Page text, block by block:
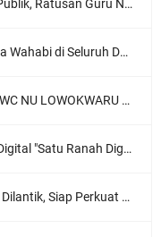
Malang Serukan Deklarasi Ramah Anak
Dunia dan Karya-karyanya
ke-35, Meneguhkan Sanad Laku Para Muassis
Siap Diluncurkan dalam Waktu Dekat!
dan Khidmat untuk Umat